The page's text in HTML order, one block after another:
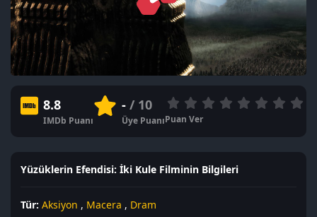
8.8
IMDb Puanı
-/ 10
Üye PuanıPuan Ver
Yüzüklerin Efendisi: İki Kule Filminin Bilgileri
Tür: Aksiyon , Macera , Dram